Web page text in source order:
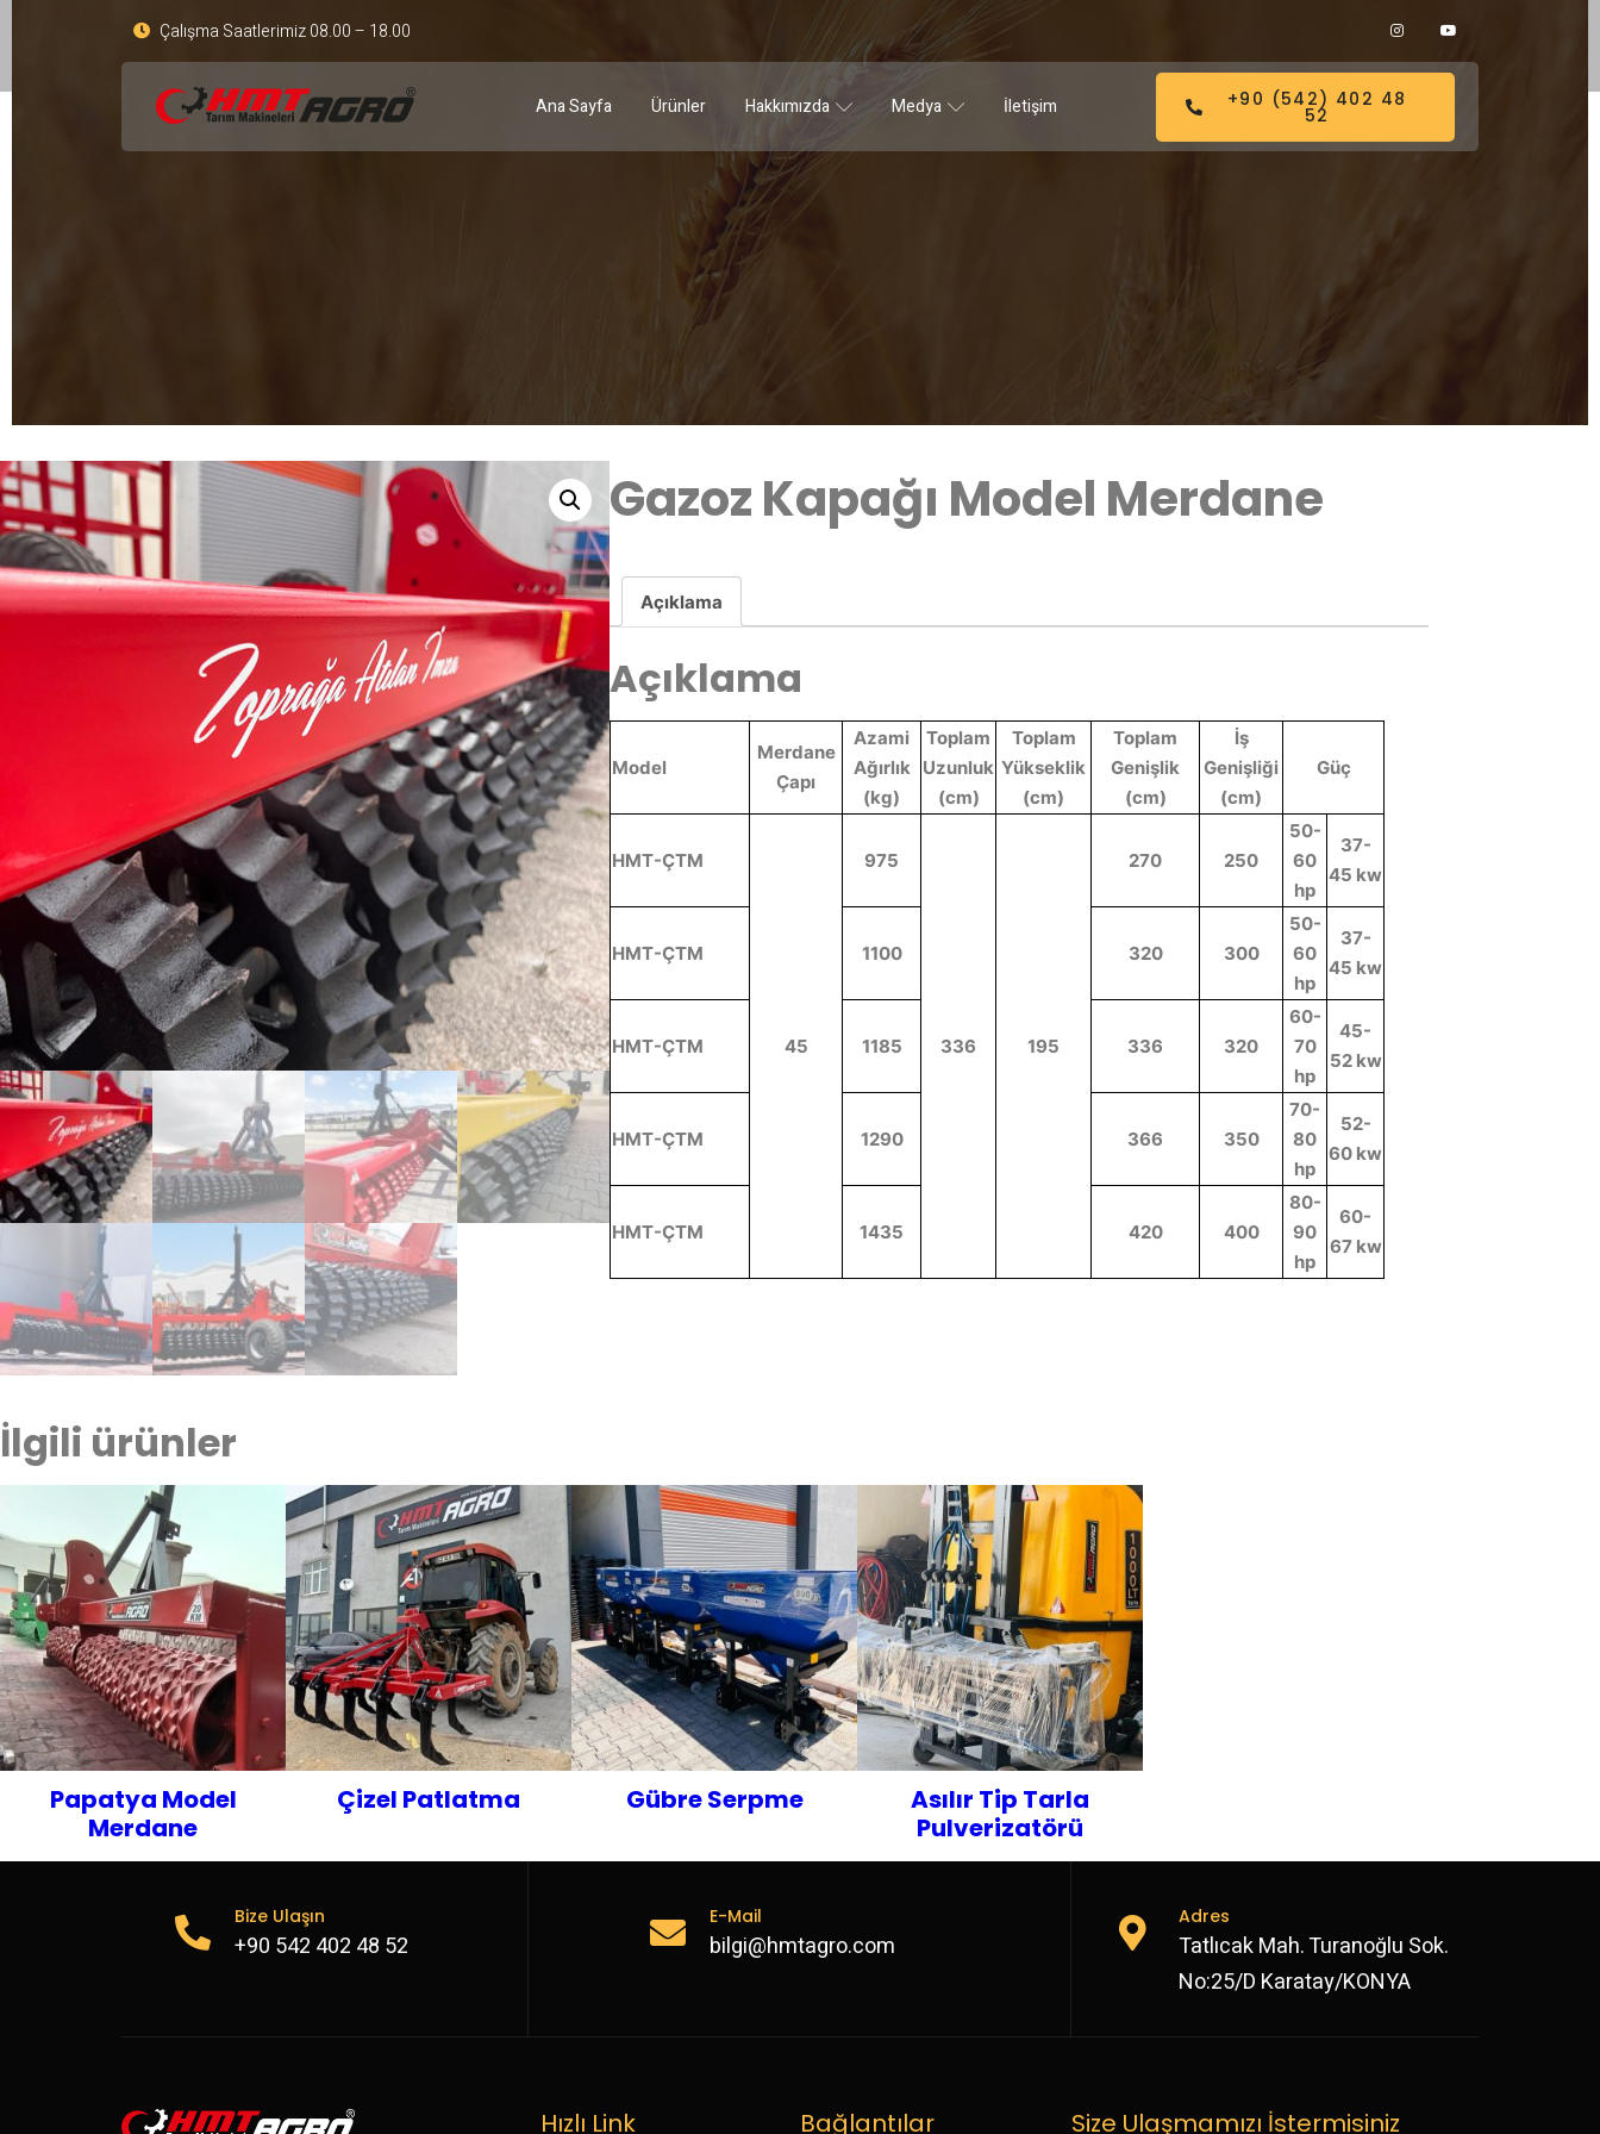
Çalışma Saatlerimiz 08.00 – 18.00
Ana Sayfa Ürünler Hakkımızda Medya İletişim +90 (542) 402 48
52
Gazoz Kapağı Model Merdane
Açıklama
Açıklama
Model
Merdane
Çapı
Azami
Ağırlık
(kg)
Toplam
Uzunluk
(cm)
Toplam
Yükseklik
(cm)
Toplam
Genişlik
(cm)
İş
Genişliği
(cm)
Güç
HMT-ÇTM
45
975
336 195
270 250
50-
60
hp
37-
45 kw
HMT-ÇTM 1100 320 300
50-
60
hp
37-
45 kw
HMT-ÇTM 1185 336 320
60-
70
hp
45-
52 kw
HMT-ÇTM 1290 366 350
70-
80
hp
52-
60 kw
HMT-ÇTM 1435 420 400
80-
90
hp
60-
67 kw
İlgili ürünler
Papatya Model
Merdane
Çizel Patlatma Gübre Serpme
Asılır Tip Tarla
Pulverizatörü
Bize Ulaşın
+90 542 402 48 52
E-Mail
bilgi@hmtagro.com
Adres
Tatlıcak Mah. Turanoğlu Sok.
No:25/D Karatay/KONYA
Hızlı Link Bağlantılar Size Ulaşmamızı İstermisiniz